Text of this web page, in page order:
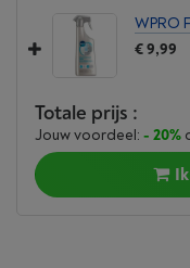
WPRO
€ 9,99
Totale prijs :
Jouw voordeel: - 20%